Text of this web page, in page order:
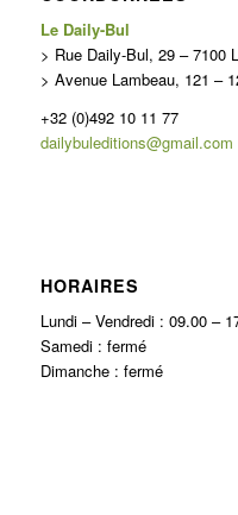
Le Daily-Bul
> Rue Daily-Bul, 29 – 7100
> Avenue Lambeau, 121 –
+32 (0)492 10 11 77
dailybuleditions@gmail.com
HORAIRES
Lundi – Vendredi : 09.00 –
Samedi : fermé
Dimanche : fermé